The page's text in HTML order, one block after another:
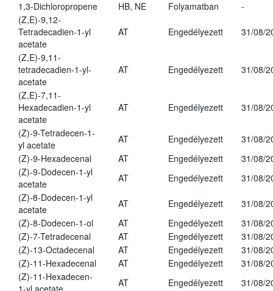
1,3-Dichloropropene HB, NE Folyamatban
-
(Z,E)-9,12-
Tetradecadien-1-yl
acetate
AT Engedélyezett 31/08/
(Z,E)-9,11-
tetradecadien-1-yl-
acetate
AT Engedélyezett 31/08/
(Z,E)-7,11-
Hexadecadien-1-yl
acetate
AT Engedélyezett 31/08/
(Z)-9-Tetradecen-1-
yl acetate
AT Engedélyezett
31/08/
(Z)-9-Hexadecenal
AT Engedélyezett
31/08/
(Z)-9-Dodecen-1-yl
acetate
AT Engedélyezett
31/08/
(Z)-8-Dodecen-1-yl
acetate
AT Engedélyezett
31/08/
(Z)-8-Dodecen-1-ol
AT Engedélyezett
31/08/
(Z)-7-Tetradecenal
AT Engedélyezett
31/08/
(Z)-13-Octadecenal
AT Engedélyezett
31/08/
(Z)-11-Hexadecenal
AT Engedélyezett
31/08/
(Z)-11-Hexadecen-
AT Engedélyezett
31/08/